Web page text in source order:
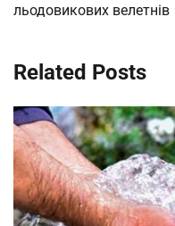
льодовикових велетнів
Related Posts